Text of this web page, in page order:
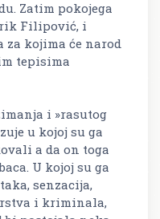
Zatim pokojega
Filipović, i
kojima će narod
tepisima
i »rasutog
u kojoj su ga
a da on toga
U kojoj su ga
senzacija,
i kriminala,